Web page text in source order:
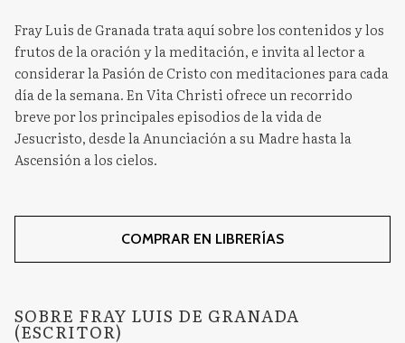
Fray Luis de Granada trata aquí sobre los contenidos y los
frutos de la oración y la meditación, e invita al lector a
considerar la Pasión de Cristo con meditaciones para cada
día de la semana. En Vita Christi ofrece un recorrido
breve por los principales episodios de la vida de
Jesucristo, desde la Anunciación a su Madre hasta la
Ascensión a los cielos.
COMPRAR EN LIBRERÍAS
SOBRE FRAY LUIS DE GRANADA
(ESCRITOR)